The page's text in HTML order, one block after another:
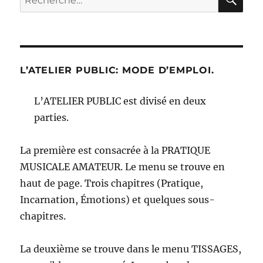
pour :
L’ATELIER PUBLIC: MODE D’EMPLOI.
L’ATELIER PUBLIC est divisé en deux
parties.
La première est consacrée à la PRATIQUE
MUSICALE AMATEUR. Le menu se trouve en
haut de page. Trois chapitres (Pratique,
Incarnation, Émotions) et quelques sous-
chapitres.
La deuxième se trouve dans le menu TISSAGES,